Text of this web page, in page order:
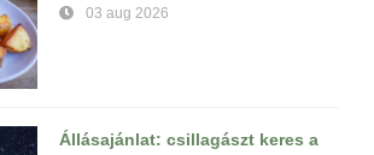
03 aug 2026
Állásajánlat: csillagászt keres a